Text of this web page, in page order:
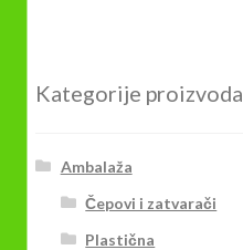
Kategorije proizvoda
Ambalaža
Čepovi i zatvarači
Plastična